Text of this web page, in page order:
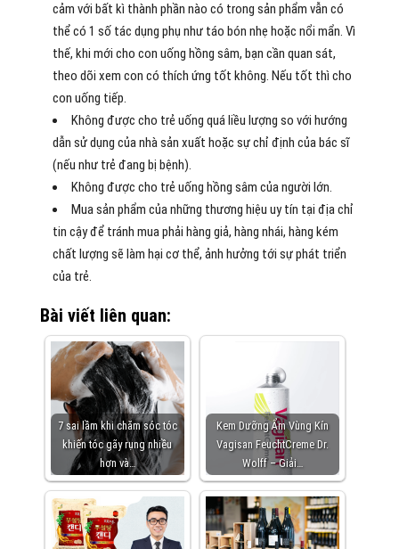
cảm với bất kì thành phần nào có trong sản phẩm vẫn có
thể có 1 số tác dụng phụ như táo bón nhẹ hoặc nổi mẩn. Vì
thế, khi mới cho con uống hồng sâm, bạn cần quan sát,
theo dõi xem con có thích ứng tốt không. Nếu tốt thì cho
con uống tiếp.
Không được cho trẻ uống quá liều lượng so với hướng
dẫn sử dụng của nhà sản xuất hoặc sự chỉ định của bác sĩ
(nếu như trẻ đang bị bệnh).
Không được cho trẻ uống hồng sâm của người lớn.
Mua sản phẩm của những thương hiệu uy tín tại địa chỉ
tin cậy để tránh mua phải hàng giả, hàng nhái, hàng kém
chất lượng sẽ làm hại cơ thể, ảnh hưởng tới sự phát triển
của trẻ.
Bài viết liên quan:
7 sai lầm khi chăm sóc tóc
khiến tóc gãy rụng nhiều
hơn và…
Kem Dưỡng Ẩm Vùng Kín
Vagisan FeuchtCreme Dr.
Wolff – Giải…